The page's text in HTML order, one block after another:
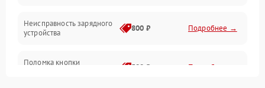
Неисправность зарядного
устройства
800 ₽ Подробнее →
Поломка кнопки
500 ₽ Подробнее →